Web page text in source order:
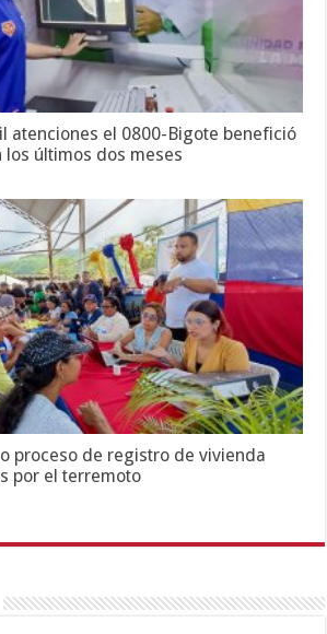
atenciones el 0800-Bigote benefició
los últimos dos meses
proceso de registro de vivienda
por el terremoto